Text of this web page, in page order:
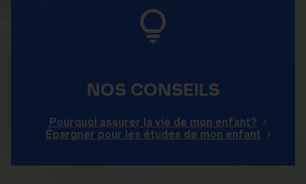
NOS CONSEILS
Pourquoi assurer la vie de mon enfant?
Épargner pour les études de mon enfant